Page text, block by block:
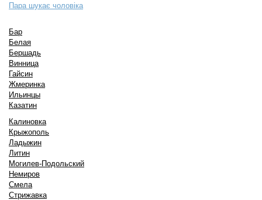
Пара шукає чоловіка
Бар
Белая
Бершадь
Винница
Гайсин
Жмеринка
Ильинцы
Казатин
Калиновка
Крыжополь
Ладыжин
Литин
Могилев-Подольский
Немиров
Смела
Стрижавка